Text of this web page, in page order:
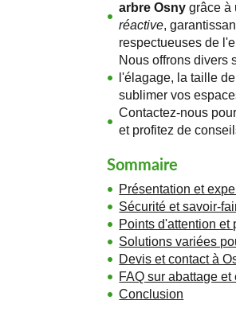
arbre Osny grâce à
réactive,
respectueuses de
Nous offrons divers
l'élagage, la taille
sublimer vos
Contactez-nous
et profitez de
Sommaire
Présentation et
Sécurité et savoir-
Points d'attention et
Solutions variées
Devis et contact à
FAQ sur abattage et
Conclusion